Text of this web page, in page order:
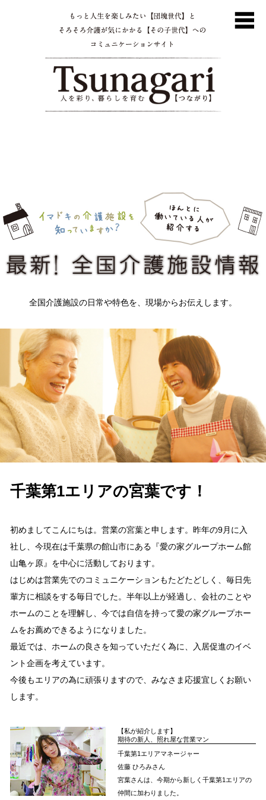
全国介護施設の日常や特色を、現場からお伝えします。
千葉第1エリアの宮葉です！
初めましてこんにちは。営業の宮葉と申します。昨年の9月に入
社し、今現在は千葉県の館山市にある『愛の家グループホーム館
山亀ヶ原』を中心に活動しております。
はじめは営業先でのコミュニケーションもたどたどしく、毎日先
輩方に相談をする毎日でした。半年以上が経過し、会社のことや
ホームのことを理解し、今では自信を持って愛の家グループホー
ムをお薦めできるようになりました。
最近では、ホームの良さを知っていただく為に、入居促進のイベ
ント企画を考えています。
今後もエリアの為に頑張りますので、みなさま応援宜しくお願い
します。
【私が紹介します】
期待の新人、照れ屋な営業マン
千葉第1エリアマネージャー
佐藤 ひろみさん
宮葉さんは、今期から新しく千葉第1エリアの
仲間に加わりました。